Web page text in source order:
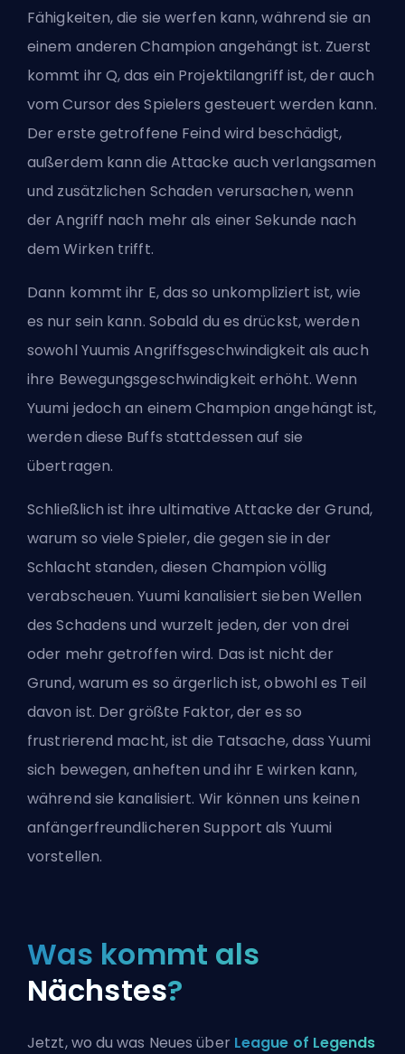
Fähigkeiten, die sie werfen kann, während sie an
einem anderen Champion angehängt ist. Zuerst
kommt ihr Q, das ein Projektilangriff ist, der auch
vom Cursor des Spielers gesteuert werden kann.
Der erste getroffene Feind wird beschädigt,
außerdem kann die Attacke auch verlangsamen
und zusätzlichen Schaden verursachen, wenn
der Angriff nach mehr als einer Sekunde nach
dem Wirken trifft.
Dann kommt ihr E, das so unkompliziert ist, wie
es nur sein kann. Sobald du es drückst, werden
sowohl Yuumis Angriffsgeschwindigkeit als auch
ihre Bewegungsgeschwindigkeit erhöht. Wenn
Yuumi jedoch an einem Champion angehängt ist,
werden diese Buffs stattdessen auf sie
übertragen.
Schließlich ist ihre ultimative Attacke der Grund,
warum so viele Spieler, die gegen sie in der
Schlacht standen, diesen Champion völlig
verabscheuen. Yuumi kanalisiert sieben Wellen
des Schadens und wurzelt jeden, der von drei
oder mehr getroffen wird. Das ist nicht der
Grund, warum es so ärgerlich ist, obwohl es Teil
davon ist. Der größte Faktor, der es so
frustrierend macht, ist die Tatsache, dass Yuumi
sich bewegen, anheften und ihr E wirken kann,
während sie kanalisiert. Wir können uns keinen
anfängerfreundlicheren Support als Yuumi
vorstellen.
Was kommt als
Nächstes?
Jetzt, wo du was Neues über League of Legends